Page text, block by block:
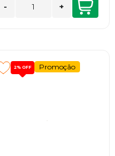
- +
2% OFF Promoção